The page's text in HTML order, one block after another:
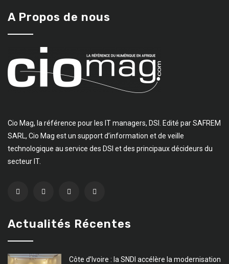
A Propos de nous
Cio Mag, la référence pour les IT managers, DSI. Edité par SAFREM
SARL, Cio Mag est un support d’information et de veille
technologique au service des DSI et des principaux décideurs du
secteur IT.
Actualités Récentes
Côte d’Ivoire : la SNDI accélère la modernisation